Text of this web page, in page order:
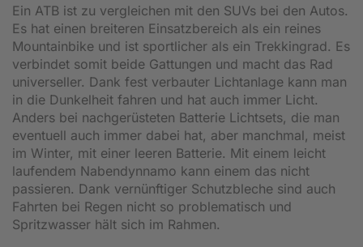
Ein ATB ist zu vergleichen mit den SUVs bei den Autos.
Es hat einen breiteren Einsatzbereich als ein reines
Mountainbike und ist sportlicher als ein Trekkingrad. Es
verbindet somit beide Gattungen und macht das Rad
universeller. Dank fest verbauter Lichtanlage kann man
in die Dunkelheit fahren und hat auch immer Licht.
Anders bei nachgerüsteten Batterie Lichtsets, die man
eventuell auch immer dabei hat, aber manchmal, meist
im Winter, mit einer leeren Batterie. Mit einem leicht
laufendem Nabendynnamo kann einem das nicht
passieren. Dank vernünftiger Schutzbleche sind auch
Fahrten bei Regen nicht so problematisch und
Spritzwasser hält sich im Rahmen.